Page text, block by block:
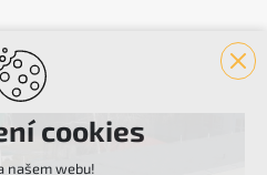
cookies
našem webu!